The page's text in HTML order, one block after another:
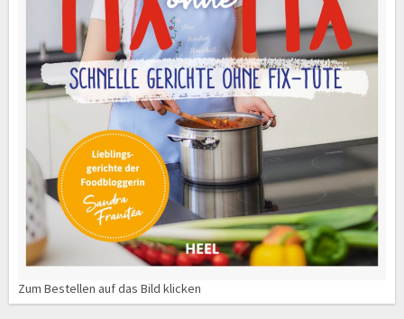
Zum Bestellen auf das Bild klicken